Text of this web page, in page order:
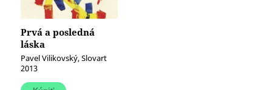
Prvá a posledná
láska
Pavel Vilikovský, Slovart
2013